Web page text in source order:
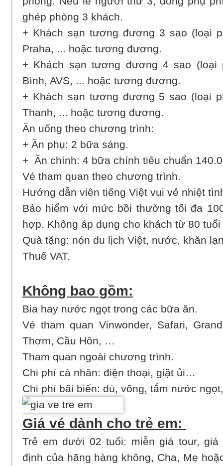
ghép phòng 3 khách.
+ Khách sạn tương đương 3 sao (loại
Praha, ... hoặc tương đương.
+ Khách sạn tương đương 4 sao (loại
Bình, AVS, ... hoặc tương đương.
+ Khách sạn tương đương 5 sao (loại
Thanh, ... hoặc tương đương.
Ăn uống theo chương trình:
+ Ăn phụ: 2 bữa sáng.
+ Ăn chính: 4 bữa chính tiêu chuẩn
Vé tham quan theo chương trình.
Hướng dẫn viên tiếng Việt vui vẻ nhiệt
Bảo hiểm với mức bồi thường tối đa
hợp. Không áp dụng cho khách từ 80
Quà tặng: nón du lịch Việt, nước, khăn
Thuế VAT.
Không bao gồm:
Bia hay nước ngọt trong các bữa ăn.
Vé tham quan Vinwonder, Safari,
Thơm, Cầu Hôn, …
Tham quan ngoài chương trình.
Chi phí cá nhân: điện thoại, giặt ủi…
Chi phí bãi biển: dù, võng, tắm nước
Giá vé dành cho trẻ em:
Trẻ em dưới 02 tuổi: miễn giá tour,
định của hãng hàng không, Cha, Mẹ